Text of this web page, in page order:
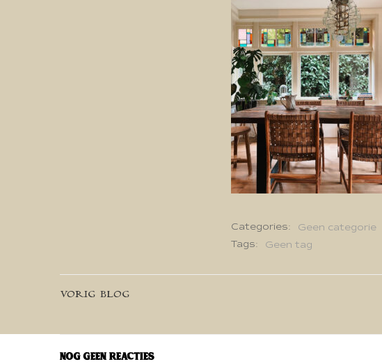
Categories:
Geen categorie
Tags:
Geen tag
Bericht
navigatie
VORIG BLOG
Nog geen reacties